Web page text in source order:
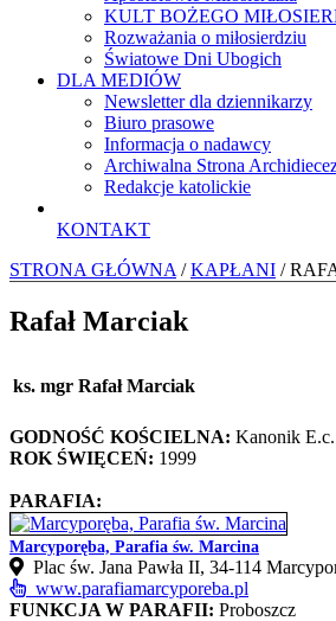
KULT BOŻEGO
Rozważania o miłosierdziu
Światowe Dni Ubogich
DLA MEDIÓW
Newsletter dla dziennikarzy
Biuro prasowe
Informacja o nadawcy
Archiwalna Strona
Redakcje katolickie
KONTAKT
STRONA GŁÓWNA /KAPŁANI /
Rafał Marciak
ks. mgr Rafał Marciak
GODNOŚĆ KOŚCIELNA: Kanonik E.c.
ROK ŚWIĘCEŃ: 1999
PARAFIA:
Marcyporęba, Parafia św. Marcina
Plac św. Jana Pawła II, 34-114
www.parafiamarcyporeba.pl
FUNKCJA W PARAFII: Proboszcz